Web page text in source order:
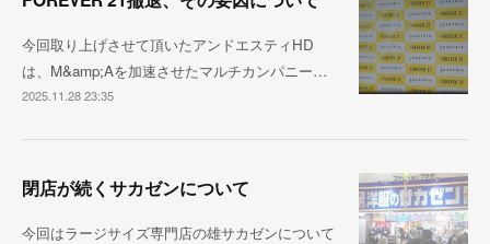
今回取り上げさせて頂いたアンドエスティHD
は、M&amp;Aを加速させたマルチカンパニー…
2025.11.28 23:35
閉店が続くサカゼンについて
今回はラージサイズ専門店の雄サカゼンについて